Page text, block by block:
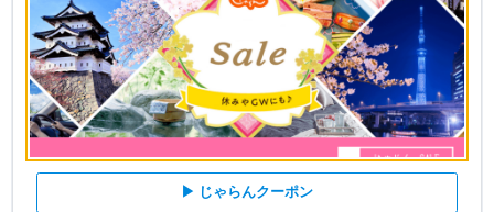
▶ じゃらんクーポン